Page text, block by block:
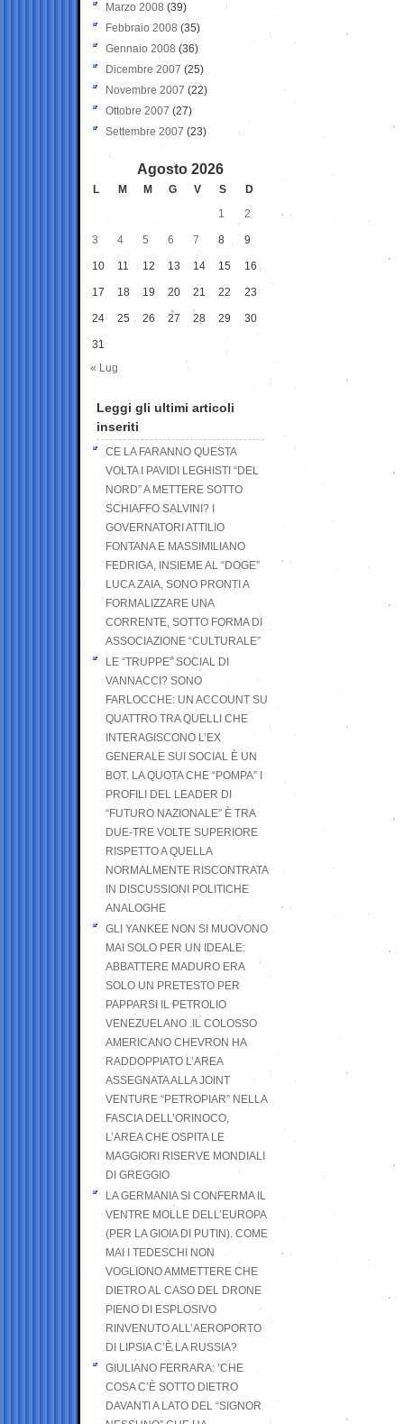
Marzo 2008 (39)
Febbraio 2008 (35)
Gennaio 2008 (36)
Dicembre 2007 (25)
Novembre 2007 (22)
Ottobre 2007 (27)
Settembre 2007 (23)
Agosto 2026
L M M G V S
D
1
2
3 4 5 6 7 8 9
10 11 12 13 14 15 16
17 18 19 20 21 22 23
24 25 26 27 28 29 30
31
« Lug
Leggi gli ultimi articoli
inseriti
CE LA FARANNO QUESTA
VOLTA I PAVIDI LEGHISTI “DEL
NORD” A METTERE SOTTO
SCHIAFFO SALVINI? I
GOVERNATORI ATTILIO
FONTANA E MASSIMILIANO
FEDRIGA, INSIEME AL “DOGE”
LUCA ZAIA, SONO PRONTI A
FORMALIZZARE UNA
CORRENTE, SOTTO FORMA DI
ASSOCIAZIONE “CULTURALE”
LE “TRUPPE” SOCIAL DI
VANNACCI? SONO
FARLOCCHE: UN ACCOUNT SU
QUATTRO TRA QUELLI CHE
INTERAGISCONO L’EX
GENERALE SUI SOCIAL È UN
BOT. LA QUOTA CHE “POMPA” I
PROFILI DEL LEADER DI
“FUTURO NAZIONALE” È TRA
DUE-TRE VOLTE SUPERIORE
RISPETTO A QUELLA
NORMALMENTE RISCONTRATA
IN DISCUSSIONI POLITICHE
ANALOGHE
GLI YANKEE NON SI MUOVONO
MAI SOLO PER UN IDEALE:
ABBATTERE MADURO ERA
SOLO UN PRETESTO PER
PAPPARSI IL PETROLIO
VENEZUELANO .IL COLOSSO
AMERICANO CHEVRON HA
RADDOPPIATO L’AREA
ASSEGNATA ALLA JOINT
VENTURE “PETROPIAR” NELLA
FASCIA DELL’ORINOCO,
L’AREA CHE OSPITA LE
MAGGIORI RISERVE MONDIALI
DI GREGGIO
LA GERMANIA SI CONFERMA IL
VENTRE MOLLE DELL’EUROPA
(PER LA GIOIA DI PUTIN). COME
MAI I TEDESCHI NON
VOGLIONO AMMETTERE CHE
DIETRO AL CASO DEL DRONE
PIENO DI ESPLOSIVO
RINVENUTO ALL’AEROPORTO
DI LIPSIA C’È LA RUSSIA?
GIULIANO FERRARA: ’CHE
COSA C’È SOTTO DIETRO
DAVANTI A LATO DEL “SIGNOR